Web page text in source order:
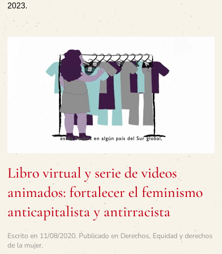
2023.
Libro virtual y serie de videos
animados: fortalecer el feminismo
anticapitalista y antirracista
Escrito en 11/08/2020. Publicado en Derechos, Equidad y derechos
de la mujer.